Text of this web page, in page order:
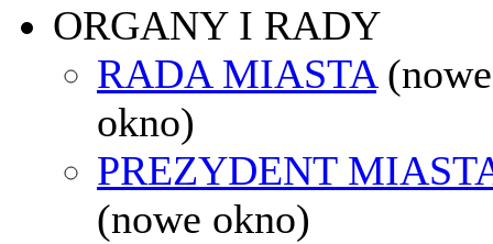
ORGANY I RADY
RADA MIASTA (nowe
okno)
PREZYDENT
(nowe okno)